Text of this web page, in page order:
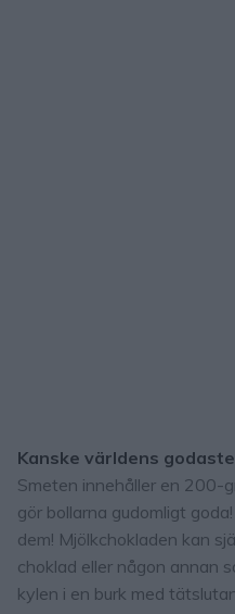
Kanske världens
Smeten innehåller en 200-
gör bollarna gudomligt
dem! Mjölkchokladen kan
choklad eller någon annan
kylen i en burk med